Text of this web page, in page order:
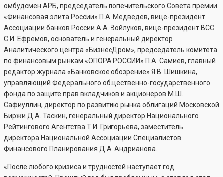
омбудсмен АРБ, председатель попечительского Совета премии
«Финансовая элита России» П.А. Медведев, вице-президент
Ассоциации банков России А.А. Войлуков, вице-президент ВСС
С.И. Ефремов, основатель и генеральный директор
Аналитического центра «БизнесДром», председатель комитета
по финансовым рынкам «ОПОРА РОССИИ» П.А. Самиев, главный
редактор журнала «Банковское обозрение» Я.В. Шишкина,
управляющий Федерального общественно-государственного
фонда по защите прав вкладчиков и акционеров М.Ш.
Сафиуллин, директор по развитию рынка облигаций Московской
Биржи Д.А. Таскин, генеральный директор Национального
Рейтингового Агентства Т.И. Григорьева, заместитель
директора Национальной Ассоциации Специалистов
Финансового Планирования Д.А. Андрианова.
«После любого кризиса и трудностей наступает год